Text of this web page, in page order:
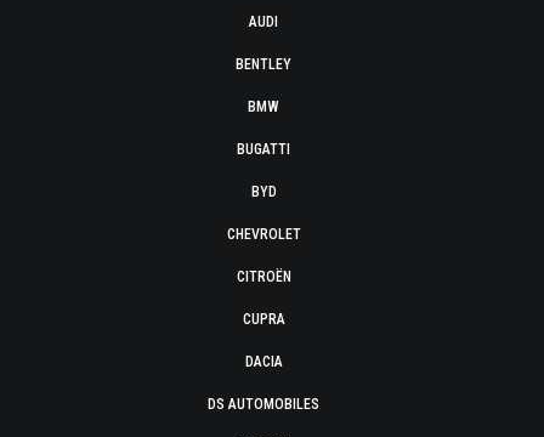
AUDI
BENTLEY
BMW
BUGATTI
BYD
CHEVROLET
CITROËN
CUPRA
DACIA
DS AUTOMOBILES